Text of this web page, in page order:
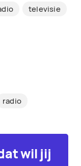
televisie
radio
wil jij